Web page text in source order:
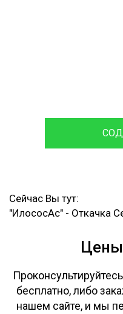
Сейчас Вы тут:
"ИлососАс" - Откачка
Цены
бесплатно, либо
нашем сайте, и мы